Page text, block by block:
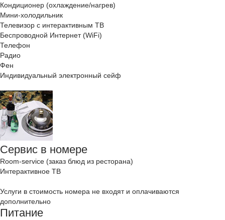
Кондиционер (охлаждение/нагрев)
Мини-холодильник
Телевизор с интерактивным ТВ
Беспроводной Интернет (WiFi)
Телефон
Радио
Фен
Индивидуальный электронный сейф
Сервис в номере
Room-service (заказ блюд из ресторана)
Интерактивное ТВ
Услуги в стоимость номера не входят и оплачиваются
дополнительно
Питание